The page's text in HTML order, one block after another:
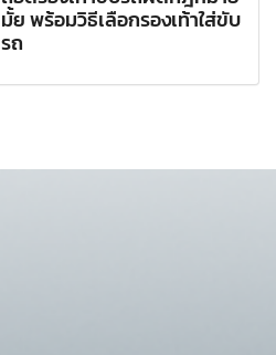
มั้ย พร้อมวิธีเลือกรองเท้าใส่ขับ
รถ